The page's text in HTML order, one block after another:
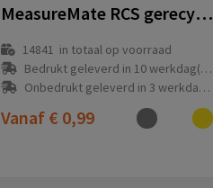
MeasureMate RCS gerecycled ABS sleutelhanger van 1 meter
14841 in totaal op voorraad
Bedrukt geleverd in 10 werkdag(en)
Onbedrukt geleverd in 3 werkdag(en)
Vanaf € 0,99